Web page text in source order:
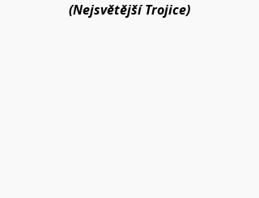
(Nejsvětější Trojice)